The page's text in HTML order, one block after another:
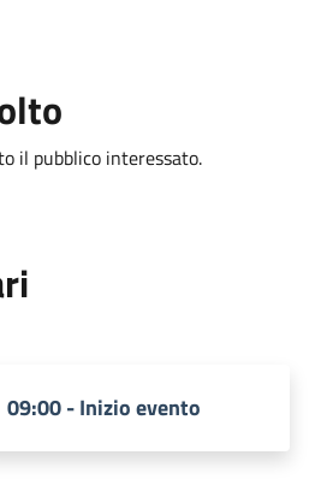
il pubblico interessato.
09:00 - Inizio evento